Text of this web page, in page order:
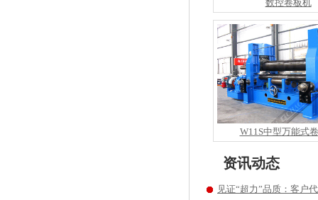
数控卷板机
W11S中型万能式
资讯动态
见证“超力”品质：客户